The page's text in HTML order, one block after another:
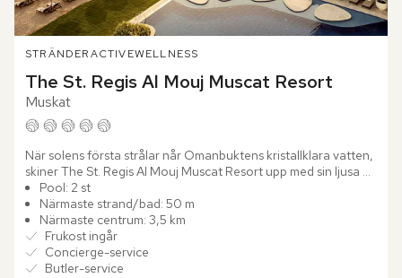
STRÄNDERACTIVEWELLNESS
The St. Regis Al Mouj Muscat Resort
Muskat
När solens första strålar når Omanbuktens kristallklara vatten,
skiner The St. Regis Al Mouj Muscat Resort upp med sin ljusa
prakt. Arkitekturen för tankarna till en lyxyacht med...
Pool: 2 st
Närmaste strand/bad: 50 m
Närmaste centrum: 3,5 km
Frukost ingår
Concierge-service
Butler-service